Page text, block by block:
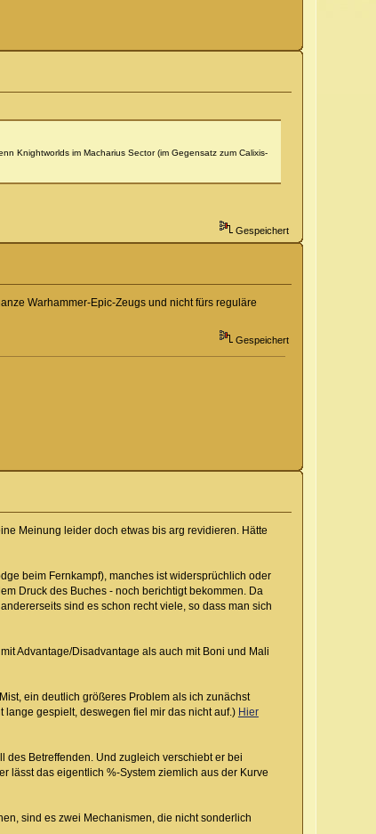
Knightworlds im Macharius Sector (im Gegensatz zum Calixis-
Gespeichert
Warhammer-Epic-Zeugs und nicht fürs reguläre
Gespeichert
Meinung leider doch etwas bis arg revidieren. Hätte
beim Fernkampf), manches ist widersprüchlich oder
Druck des Buches - noch berichtigt bekommen. Da
sind es schon recht viele, so dass man sich
Advantage/Disadvantage als auch mit Boni und Mali
ein deutlich größeres Problem als ich zunächst
gespielt, deswegen fiel mir das nicht auf.) Hier
des Betreffenden. Und zugleich verschiebt er bei
lässt das eigentlich %-System ziemlich aus der Kurve
sind es zwei Mechanismen, die nicht sonderlich